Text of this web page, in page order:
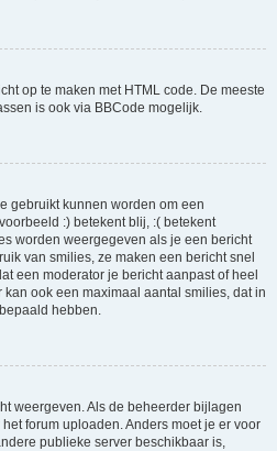
op te maken met HTML code. De meeste
is ook via BBCode mogelijk.
gebruikt kunnen worden om een
:) betekent blij, :( betekent
worden weergegeven als je een bericht
van smilies, ze maken een bericht snel
een moderator je bericht aanpast of heel
ook een maximaal aantal smilies, dat in
hebben.
weergeven. Als de beheerder bijlagen
forum uploaden. Anders moet je er voor
publieke server beschikbaar is,